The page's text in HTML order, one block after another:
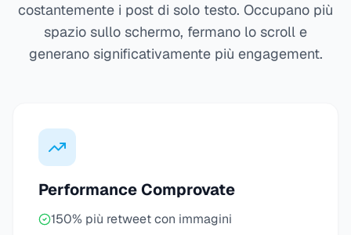
costantemente i post di solo testo. Occupano più
spazio sullo schermo, fermano lo scroll e
generano significativamente più engagement.
Performance Comprovate
150% più retweet con immagini